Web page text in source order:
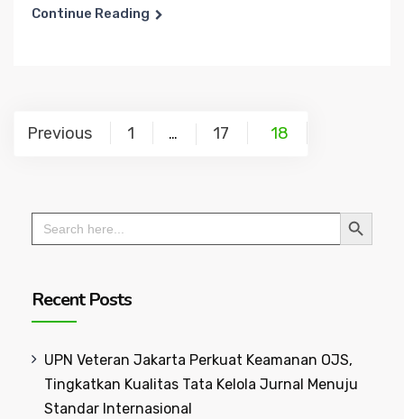
Continue Reading
Posts
Previous 1 … 17 18
Search
for:
Search Button
Recent Posts
UPN Veteran Jakarta Perkuat Keamanan OJS,
Tingkatkan Kualitas Tata Kelola Jurnal Menuju
Standar Internasional